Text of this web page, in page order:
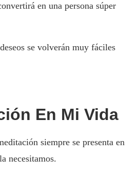
en una persona súper
se volverán muy fáciles
En Mi Vida
siempre se presenta en
necesitamos.